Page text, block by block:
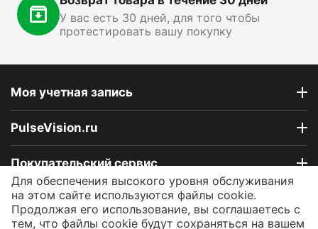
У вас есть 30 дней, для того чтобы
протестировать вашу покупку
Моя учетная запись
PulseVision.ru
Покупательский сервис
Контакты
Для обеспечения высокого уровня обслуживания
на этом сайте используются файлы cookie.
Продолжая его использование, вы соглашаетесь с
тем, что файлы cookie будут сохраняться на вашем